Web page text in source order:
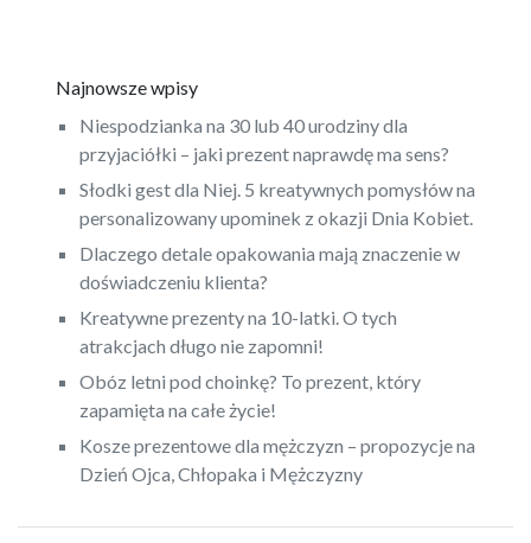
Najnowsze wpisy
Niespodzianka na 30 lub 40 urodziny dla
przyjaciółki – jaki prezent naprawdę ma sens?
Słodki gest dla Niej. 5 kreatywnych pomysłów na
personalizowany upominek z okazji Dnia Kobiet.
Dlaczego detale opakowania mają znaczenie w
doświadczeniu klienta?
Kreatywne prezenty na 10-latki. O tych
atrakcjach długo nie zapomni!
Obóz letni pod choinkę? To prezent, który
zapamięta na całe życie!
Kosze prezentowe dla mężczyzn – propozycje na
Dzień Ojca, Chłopaka i Mężczyzny